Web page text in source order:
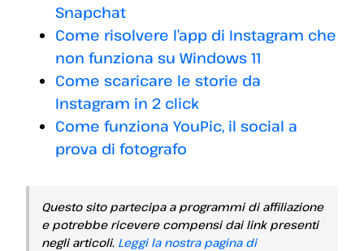
Snapchat
Come risolvere l’app di Instagram che
non funziona su Windows 11
Come scaricare le storie da
Instagram in 2 click
Come funziona YouPic, il social a
prova di fotografo
Questo sito partecipa a programmi di affiliazione
e potrebbe ricevere compensi dai link presenti
negli articoli. Leggi la nostra pagina di